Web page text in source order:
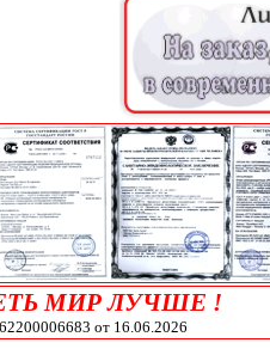
МИР ЛУЧШЕ !
от 16.06.2026